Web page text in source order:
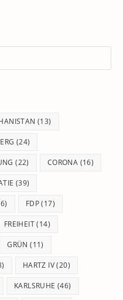
(13)
(24)
(22) CORONA (16)
(39)
FDP(17)
FREIHEIT(14)
GRÜN (11)
HARTZ IV(20)
KARLSRUHE (46)